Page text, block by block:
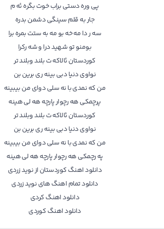
پی وره دستی براب خوت بگره ئه م
جار به قلم سینگی دشمن بدره
سه ر دا مه خه بو مه به ستت بمره برا
بومنو تو شهید درا و شه رکرا
کوردستان ئالاکه ت بلند وبلند تر
نواوی دنیا دبی بینه ری برین بن
من که نمدی با نه سلی دوای من بیبینه
پرچمکی هه رچوار پارچه هه لی هینه
کوردستان ئالاکه ت بلند وبلند تر
نواوی دنیا دبی بینه ری برین بن
من که نمدی با نه سلی دوای من بیبینه
په رچمکی هه رچوار پارچه هه لی هینه
دانلود اهنگ کوردستان از نوید زردی
دانلود تمام اهنگ هاینوید زردی
دانلود اهنگ کردی
دانلود اهنگ کوردی